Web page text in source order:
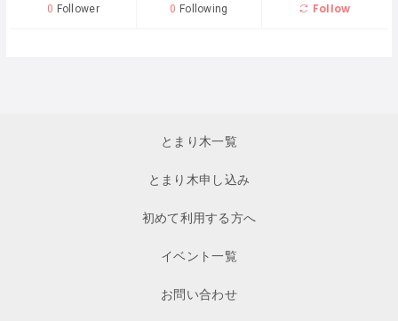
0 Follower 0 Following Follow
とまり木一覧
とまり木申し込み
初めて利用する方へ
イベント一覧
お問い合わせ